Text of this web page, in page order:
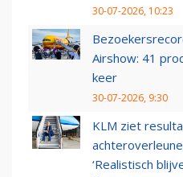
30-07-2026, 10:23
Airshow: 41
keer
30-07-2026, 9:30
KLM ziet
‘Realistisch